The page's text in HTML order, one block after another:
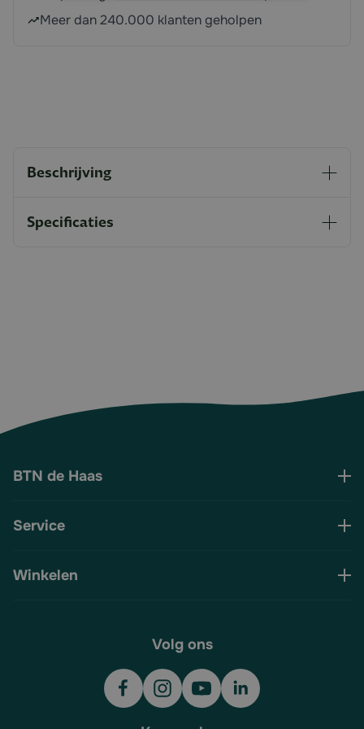
Meer dan 240.000 klanten geholpen
Beschrijving
Specificaties
BTN de Haas
Service
Winkelen
Volg ons